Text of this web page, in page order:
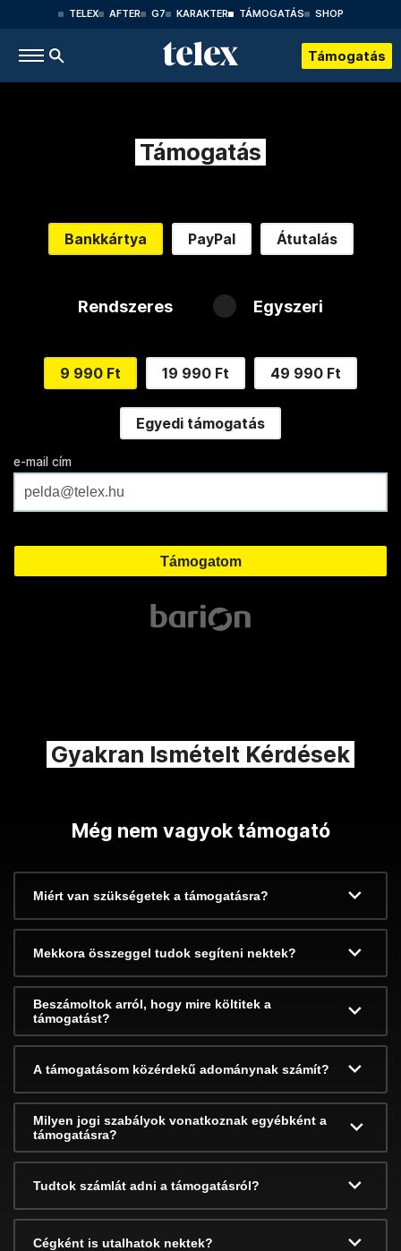
TELEX AFTER G7 KARAKTER TÁMOGATÁS SHOP
Támogatás
Támogatás
Bankkártya PayPal Átutalás
Rendszeres Egyszeri
9 990 Ft 19 990 Ft 49 990 Ft
Egyedi támogatás
e-mail cím
Gyakran Ismételt Kérdések
Még nem vagyok támogató
Miért van szükségetek a támogatásra?
Mekkora összeggel tudok segíteni nektek?
Beszámoltok arról, hogy mire költitek a
támogatást?
A támogatásom közérdekű adománynak számít?
Milyen jogi szabályok vonatkoznak egyébként a
támogatásra?
Tudtok számlát adni a támogatásról?
Cégként is utalhatok nektek?